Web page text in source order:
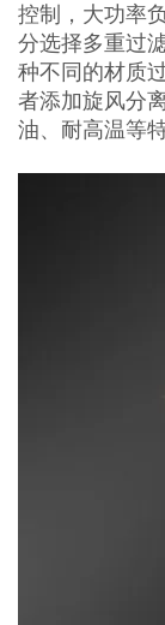
控制，大功率
分选择多重过
种不同的材质
者添加旋风分
油、耐高温等